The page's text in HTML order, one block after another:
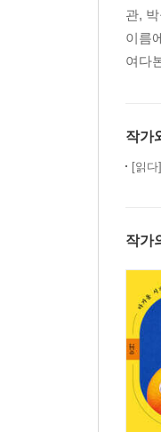
관,
이름
여다
작가
[읽다]
작가